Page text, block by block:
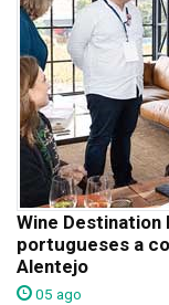
Wine
portugueses a
Alentejo
05 ago